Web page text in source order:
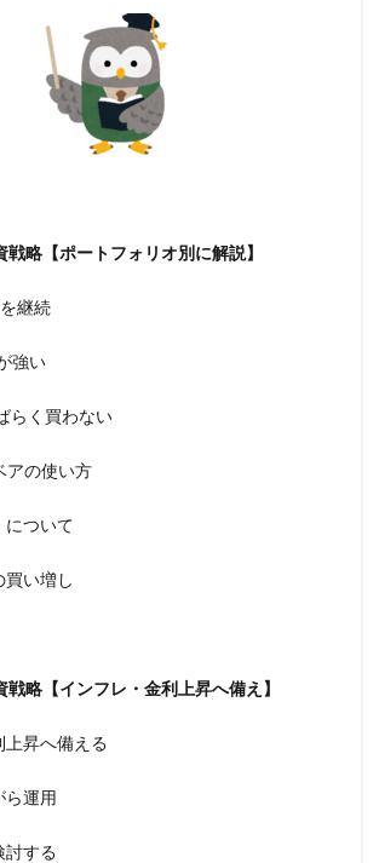
略【ポートフォリオ別に解説】
継続
強い
らく買わない
アの使い方
について
買い増し
略【インフレ・金利上昇へ備え】
上昇へ備える
ら運用
討する